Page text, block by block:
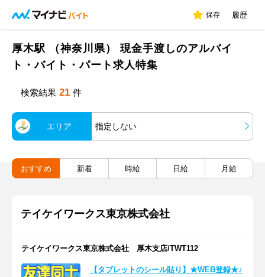
保存 履歴
厚木駅 （神奈川県） 現金手渡しのアルバイ
ト・バイト・パート求人特集
検索結果 21 件
エリア 指定しない
おすすめ 新着 時給 日給 月給
テイケイワークス東京株式会社
テイケイワークス東京株式会社 厚木支店/TWT112
【タブレットのシール貼り】★WEB登録★♪